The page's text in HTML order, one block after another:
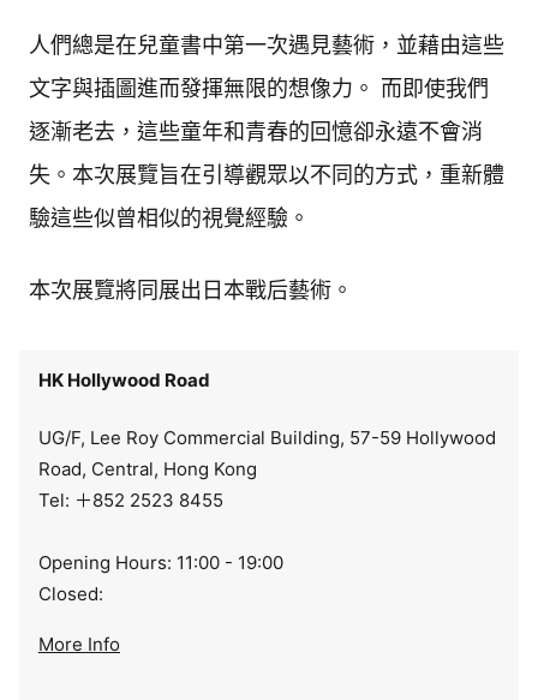
人們總是在兒童書中第一次遇見藝術，並藉由這些
文字與插圖進而發揮無限的想像力。 而即使我們
逐漸老去，這些童年和青春的回憶卻永遠不會消
失。本次展覽旨在引導觀眾以不同的方式，重新體
驗這些似曾相似的視覺經驗。
本次展覽將同展出日本戰后藝術。
HK Hollywood Road
UG/F, Lee Roy Commercial Building, 57-59 Hollywood
Road, Central, Hong Kong
Tel: ＋852 2523 8455
Opening Hours: 11:00 - 19:00
Closed:
More Info